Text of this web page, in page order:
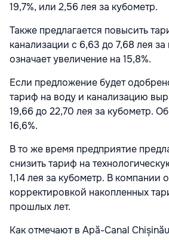
19,7%, или 2,56 лея за кубометр.
Также предлагается повысить
канализации с 6,63 до 7,68 лея за
означает увеличение на 15,8%.
Если предложение будет
тариф на воду и канализацию
19,66 до 22,70 лея за кубометр.
16,6%.
В то же время предприятие
снизить тариф на
1,14 лея за кубометр. В компании
корректировкой накопленных
прошлых лет.
Как отмечают в Apă-Canal